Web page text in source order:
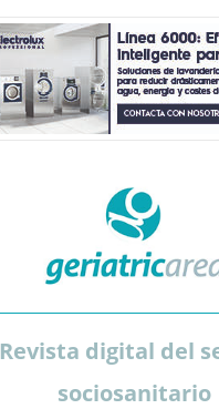
Revista digital del
sociosanitario